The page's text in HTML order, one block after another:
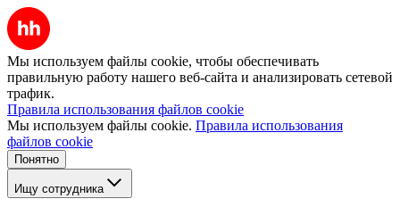
Мы используем файлы cookie, чтобы обеспечивать
правильную работу нашего веб-сайта и анализировать сетевой
трафик.
Правила использования файлов cookie
Мы используем файлы cookie. Правила использования
файлов cookie
Понятно
Ищу сотрудника